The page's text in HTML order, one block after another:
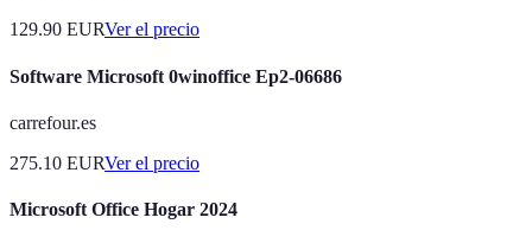
129.90 EURVer el precio
Software Microsoft 0winoffice Ep2-06686
carrefour.es
275.10 EURVer el precio
Microsoft Office Hogar 2024